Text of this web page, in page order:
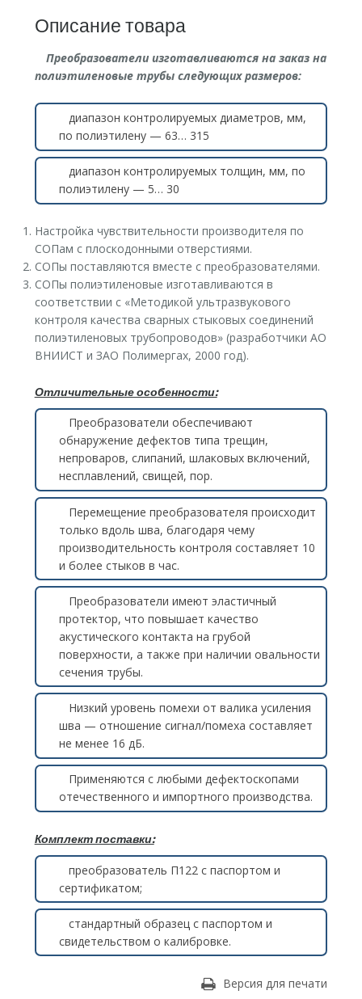
Описание товара
Преобразователи изготавливаются на заказ на
полиэтиленовые трубы следующих размеров:
диапазон контролируемых диаметров, мм,
по полиэтилену — 63… 315
диапазон контролируемых толщин, мм, по
полиэтилену — 5… 30
Настройка чувствительности производителя по
СОПам с плоскодонными отверстиями.
СОПы поставляются вместе с преобразователями.
СОПы полиэтиленовые изготавливаются в
соответствии с «Методикой ультразвукового
контроля качества сварных стыковых соединений
полиэтиленовых трубопроводов» (разработчики АО
ВНИИСТ и ЗАО Полимергах, 2000 год).
Отличительные особенности:
Преобразователи обеспечивают
обнаружение дефектов типа трещин,
непроваров, слипаний, шлаковых включений,
несплавлений, свищей, пор.
Перемещение преобразователя происходит
только вдоль шва, благодаря чему
производительность контроля составляет 10
и более стыков в час.
Преобразователи имеют эластичный
протектор, что повышает качество
акустического контакта на грубой
поверхности, а также при наличии овальности
сечения трубы.
Низкий уровень помехи от валика усиления
шва — отношение сигнал/помеха составляет
не менее 16 дБ.
Применяются с любыми дефектоскопами
отечественного и импортного производства.
Комплект поставки:
преобразователь П122 с паспортом и
сертификатом;
стандартный образец с паспортом и
свидетельством о калибровке.
Версия для печати